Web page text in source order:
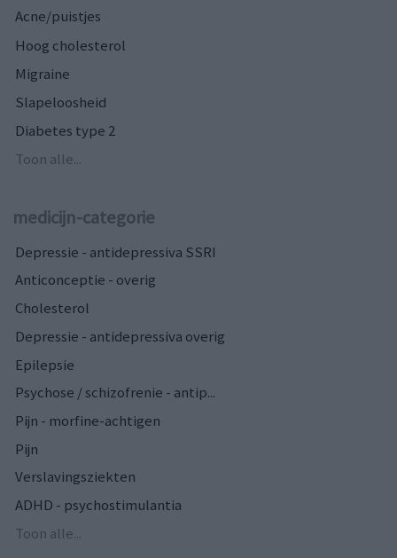
Acne/puistjes
Hoog cholesterol
Migraine
Slapeloosheid
Diabetes type 2
Toon alle...
medicijn-categorie
Depressie - antidepressiva SSRI
Anticonceptie - overig
Cholesterol
Depressie - antidepressiva overig
Epilepsie
Psychose / schizofrenie - antip...
Pijn - morfine-achtigen
Pijn
Verslavingsziekten
ADHD - psychostimulantia
Toon alle...